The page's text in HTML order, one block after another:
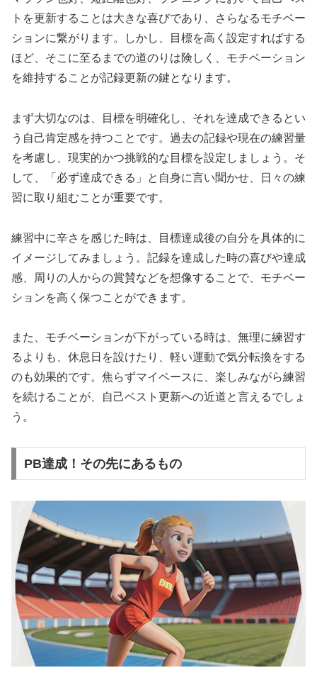
トを更新することは大きな喜びであり、さらなるモチベー
ションに繋がります。しかし、目標を高く設定すればする
ほど、そこに至るまでの道のりは険しく、 モチベーション
を維持すること が記録更新の鍵となります。
まず大切なのは、
目標を明確化し、それを達成できるとい
う自己肯定感を持つことです。過去の記録や現在の練習量
を考慮し、現実的かつ挑戦的な目標を設定しましょう。そ
して、「必ず達成できる」と自身に言い聞かせ、日々の練
習に取り組むことが重要です。
練習中に辛さを感じた時は、
目標達成後の自分を具体的に
イメージ してみましょう。記録を達成した時の喜びや達成
感、周りの人からの賞賛などを想像することで、モチベー
ションを高く保つことができます。
また、 モチベーションが下がっている時は、無理に練習す
るよりも、休息日を設けたり、軽い運動で気分転換をする
のも効果的です。焦らずマイペースに、楽しみながら練習
を続けることが、自己ベスト更新への近道と言えるでしょ
う。
PB達成！その先にあるもの